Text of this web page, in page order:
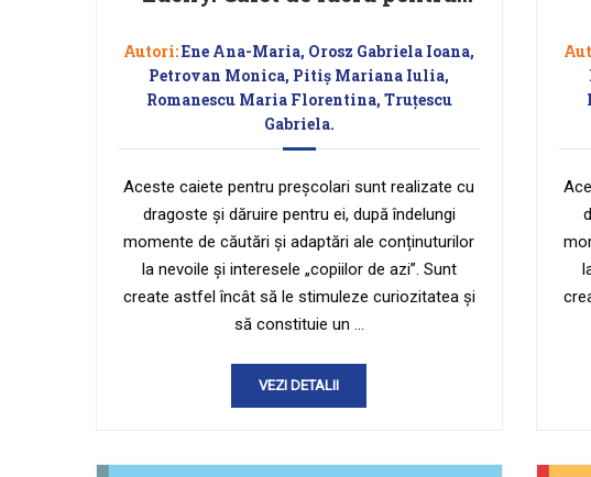
Curricular interdisciplinar
Autori:Ene Ana-Maria, Orosz Gabriela Ioana,
Petrovan Monica, Pitiș Mariana Iulia,
Romanescu Maria Florentina, Truțescu
Gabriela.
Aceste caiete pentru preșcolari sunt realizate cu
dragoste și dăruire pentru ei, după îndelungi
momente de căutări și adaptări ale conținuturilor
la nevoile și interesele „copiilor de azi”. Sunt
create astfel încât să le stimuleze curiozitatea și
să constituie un …
VEZI DETALII